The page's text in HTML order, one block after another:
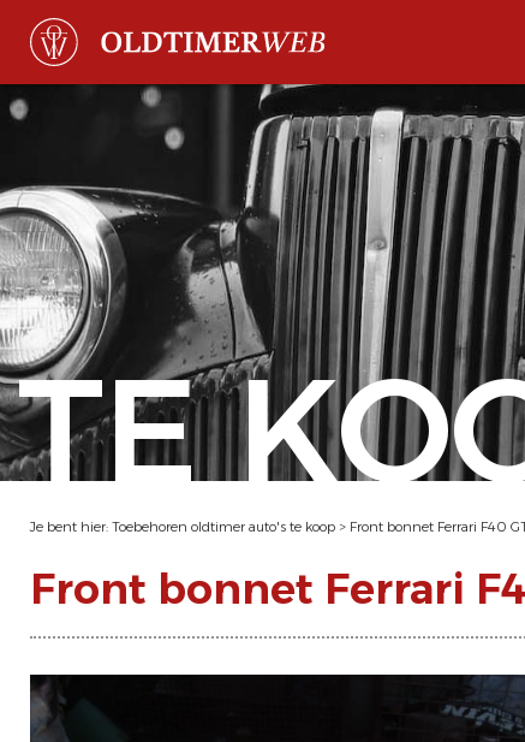
TE
Je bent hier: Toebehoren oldtimer auto's te koop > Front bonnet Ferrari F40
Front bonnet Ferrari